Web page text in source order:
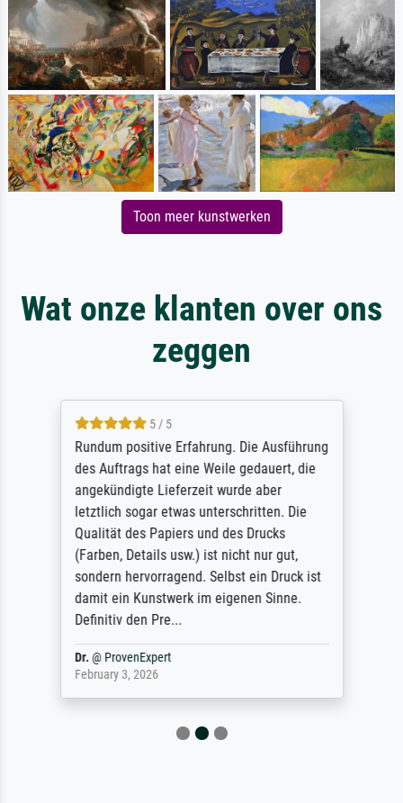
Toon meer kunstwerken
Wat onze klanten over ons
zeggen
5 / 5
Rundum positive Erfahrung. Die Ausführung
des Auftrags hat eine Weile gedauert, die
angekündigte Lieferzeit wurde aber
letztlich sogar etwas unterschritten. Die
Qualität des Papiers und des Drucks
(Farben, Details usw.) ist nicht nur gut,
sondern hervorragend. Selbst ein Druck ist
damit ein Kunstwerk im eigenen Sinne.
Definitiv den Pre...
Dr.@ ProvenExpert
February 3, 2026